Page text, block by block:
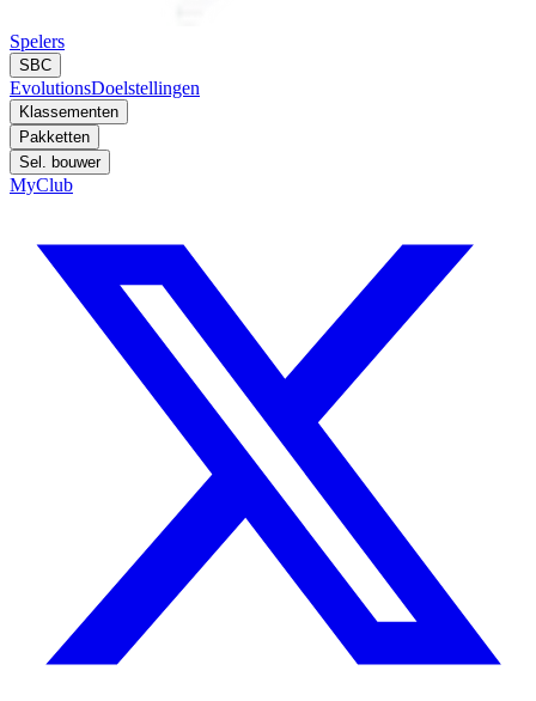
Spelers
SBC
EvolutionsDoelstellingen
Klassementen
Pakketten
Sel. bouwer
MyClub